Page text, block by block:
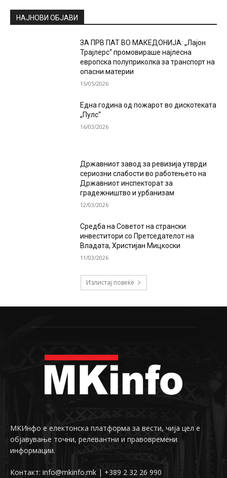
НАЈНОВИ ОБЈАВИ
ЗА ПРВ ПАТ ВО МАКЕДОНИЈА: „Лајон
Трајлерс“ промовираше најлесна
европска полуприколка за транспорт на
опасни материи
15/05/2026
Една година од пожарот во дискотеката
„Пулс“
16/03/2026
Државниот завод за ревизија утврди
сериозни слабости во работењето на
Државниот инспекторат за
градежништво и урбанизам
12/03/2026
Средба на Советот на странски
инвеститори со Претседателот на
Владата, Христијан Мицкоски
11/03/2026
Излистај повеќе
МКИнфо е електонска платформа за вести, чија цел е
објавување точни, релевантни и правовремени
информации.
Контакт: info@mkinfo.mk | +389 2 32 26 990